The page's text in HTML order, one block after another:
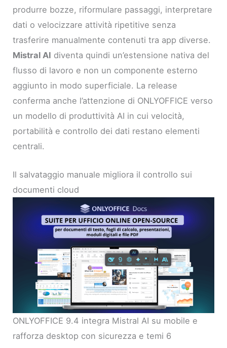
produrre bozze, riformulare passaggi, interpretare
dati o velocizzare attività ripetitive senza
trasferire manualmente contenuti tra app diverse.
Mistral AI diventa quindi un’estensione nativa del
flusso di lavoro e non un componente esterno
aggiunto in modo superficiale. La release
conferma anche l’attenzione di ONLYOFFICE verso
un modello di produttività AI in cui velocità,
portabilità e controllo dei dati restano elementi
centrali.
Il salvataggio manuale migliora il controllo sui
documenti cloud
ONLYOFFICE 9.4 integra Mistral AI su mobile e
rafforza desktop con sicurezza e temi 6